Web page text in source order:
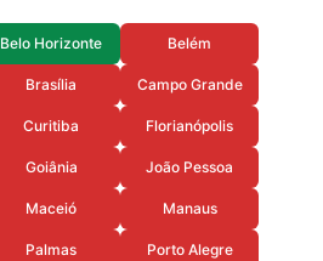
Belo Horizonte Belém
Brasília Campo Grande
Curitiba Florianópolis
Goiânia João Pessoa
Maceió Manaus
Palmas Porto Alegre